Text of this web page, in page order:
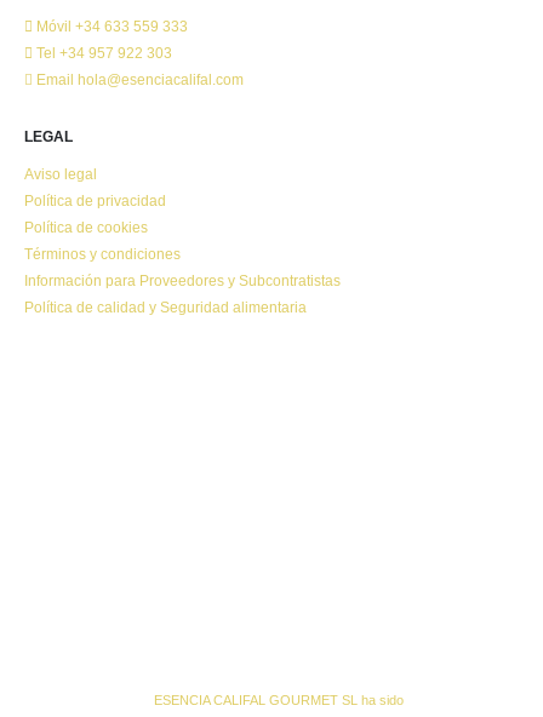
Móvil +34 633 559 333
Tel +34 957 922 303
Email
hola@esenciacalifal.com
LEGAL
Aviso legal
Política de privacidad
Política de cookies
Términos y condiciones
Información para Proveedores y Subcontratistas
Política de calidad y Seguridad alimentaria
ESENCIA CALIFAL GOURMET SL ha sido